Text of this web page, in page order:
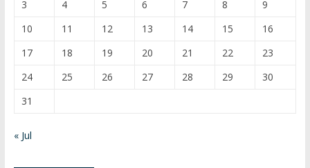
e
C
h
a
3
4 5 6 7 8
9
10
11 12 13 14 15
16
17
18 19 20 21 22
23
24
25 26 27 28 29
30
31
« Jul